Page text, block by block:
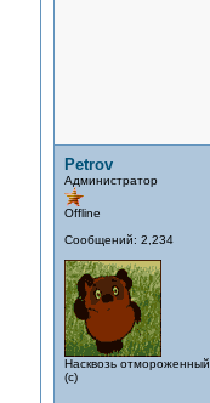
Petrov
Администратор
Offline
Сообщений: 2,234
Насквозь отмороженный
(с)